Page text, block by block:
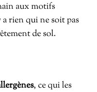
aux motifs
rien qui ne soit pas
de sol.
, ce qui les